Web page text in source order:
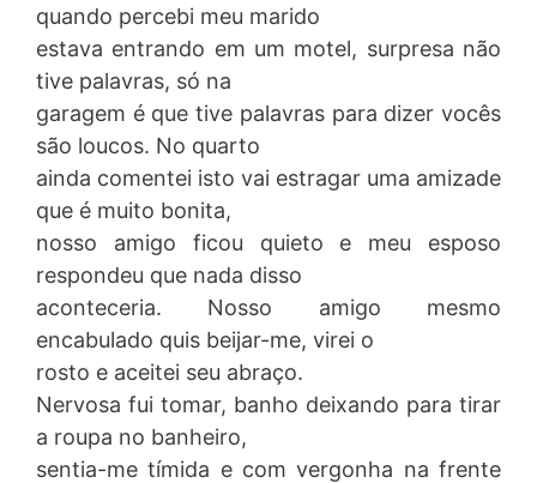
quando percebi meu marido
estava entrando em um motel, surpresa não
tive palavras, só na
garagem é que tive palavras para dizer vocês
são loucos. No quarto
ainda comentei isto vai estragar uma amizade
que é muito bonita,
nosso amigo ficou quieto e meu esposo
respondeu que nada disso
aconteceria. Nosso amigo mesmo
encabulado quis beijar-me, virei o
rosto e aceitei seu abraço.
Nervosa fui tomar, banho deixando para tirar
a roupa no banheiro,
sentia-me tímida e com vergonha na frente